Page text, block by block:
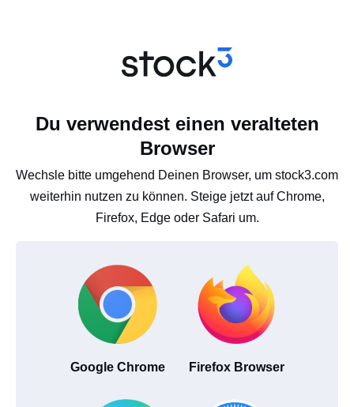
Du verwendest einen veralteten
Browser
Wechsle bitte umgehend Deinen Browser, um stock3.com
weiterhin nutzen zu können. Steige jetzt auf Chrome,
Firefox, Edge oder Safari um.
Google Chrome Firefox Browser